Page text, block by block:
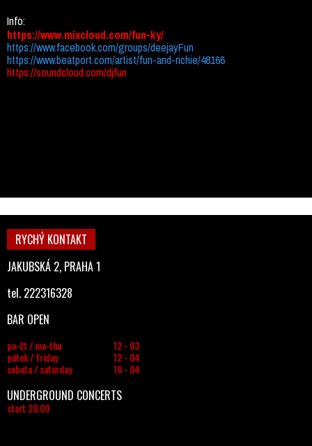
Info:
https://www.mixcloud.com/fun-ky/
https://www.facebook.com/groups/deejayFun
https://www.beatport.com/artist/fun-and-richie/48166
https://soundcloud.com/djfun
RYCHÝ KONTAKT
JAKUBSKÁ 2, PRAHA 1
tel. 222316328
BAR OPEN
po-čt / mo-thu
12 - 03
pátek / friday
12 - 04
sobota / saturday
16 - 04
UNDERGROUND CONCERTS
start 20.00